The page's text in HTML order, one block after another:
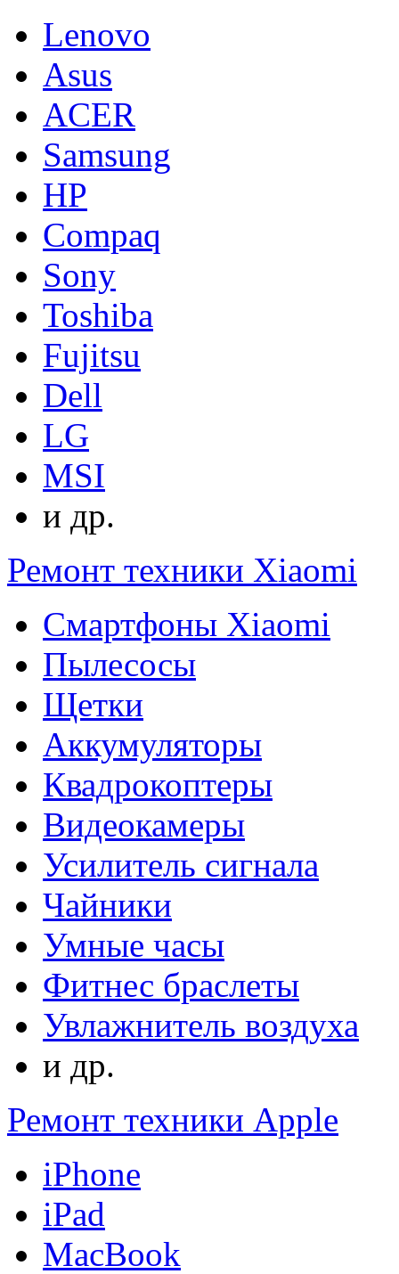
Lenovo
Asus
ACER
Samsung
HP
Compaq
Sony
Toshiba
Fujitsu
Dell
LG
MSI
и др.
Ремонт техники Xiaomi
Смартфоны Xiaomi
Пылесосы
Щетки
Аккумуляторы
Квадрокоптеры
Видеокамеры
Усилитель сигнала
Чайники
Умные часы
Фитнес браслеты
Увлажнитель воздуха
и др.
Ремонт техники Apple
iPhone
iPad
MacBook